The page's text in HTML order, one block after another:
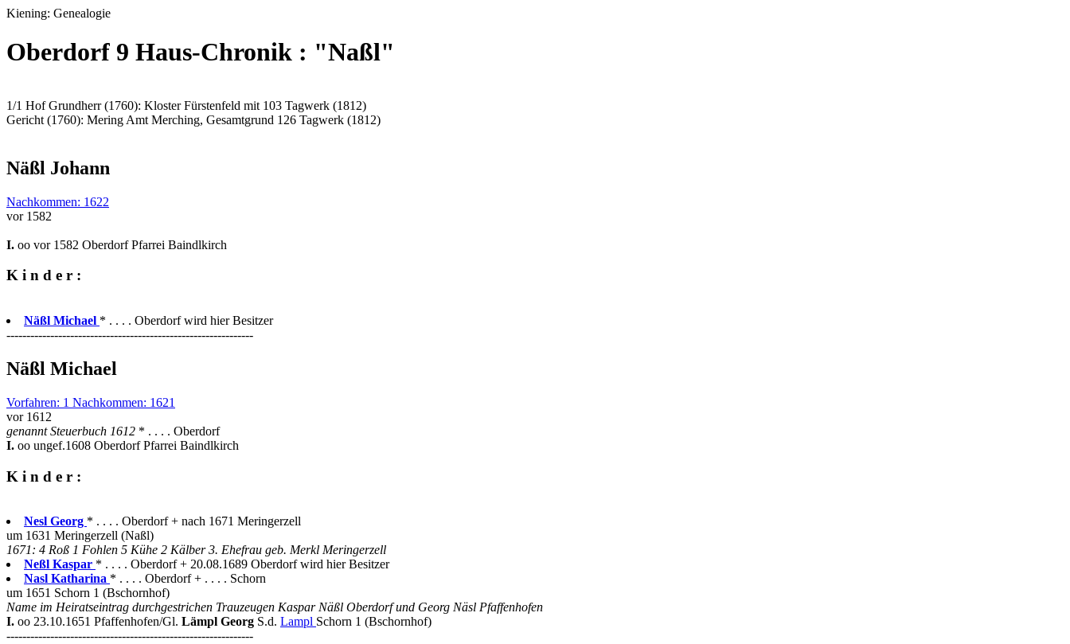
Kiening: Genealogie
Oberdorf 9 Haus-Chronik : "Naßl"
1/1 Hof Grundherr (1760): Kloster Fürstenfeld mit 103 Tagwerk (1812)
Gericht (1760): Mering Amt Merching, Gesamtgrund 126 Tagwerk (1812)
Näßl Johann
Nachkommen: 1622
vor 1582
I. oo vor 1582 Oberdorf Pfarrei Baindlkirch
K i n d e r :
Näßl Michael * . . . . Oberdorf wird hier Besitzer
--------------------------------------------------------------
Näßl Michael
Vorfahren: 1 Nachkommen: 1621
vor 1612
genannt Steuerbuch 1612 * . . . . Oberdorf
I. oo ungef.1608 Oberdorf Pfarrei Baindlkirch
K i n d e r :
Nesl Georg * . . . . Oberdorf + nach 1671 Meringerzell
um 1631 Meringerzell (Naßl)
1671: 4 Roß 1 Fohlen 5 Kühe 2 Kälber 3. Ehefrau geb. Merkl Meringerzell
Neßl Kaspar * . . . . Oberdorf + 20.08.1689 Oberdorf wird hier Besitzer
Nasl Katharina * . . . . Oberdorf + . . . . Schorn
um 1651 Schorn 1 (Bschornhof)
Name im Heiratseintrag durchgestrichen Trauzeugen Kaspar Näßl Oberdorf und Georg Näsl Pfaffenhofen
I. oo 23.10.1651 Pfaffenhofen/Gl. Lämpl Georg S.d. Lampl Schorn 1 (Bschornhof)
--------------------------------------------------------------